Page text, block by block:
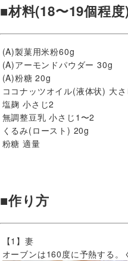
■材料(18〜19個程度
(A)製菓用米粉60g
(A)アーモンドパウダー 30g
(A)粉糖 20g
ココナッツオイル(液体状) 大
塩麹 小さじ2
無調整豆乳 小さじ1〜2
くるみ(ロースト) 20g
粉糖 適量
■作り方
【1】妻
オーブンは160度に予熱する。